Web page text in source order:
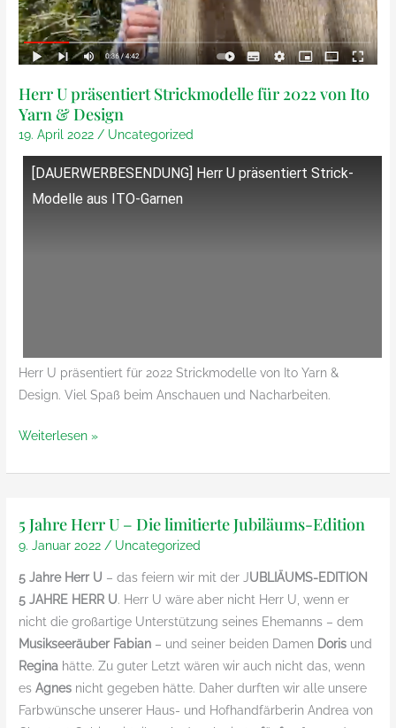
Herr U präsentiert Strickmodelle für 2022 von Ito
Yarn & Design
19. April 2022 / Uncategorized
[DAUERWERBESENDUNG] Herr U präsentiert Strick-
Modelle aus ITO-Garnen
Herr U präsentiert für 2022 Strickmodelle von Ito Yarn &
Design. Viel Spaß beim Anschauen und Nacharbeiten.
Herr
für
2022
Weiterlesen »
5 Jahre Herr U – Die limitierte Jubiläums-Edition
9. Januar 2022 / Uncategorized
5 Jahre Herr U – das feiern wir mit der JUBLIÄUMS-EDITION
5 JAHRE HERR U. Herr U wäre aber nicht Herr U, wenn er
nicht die großartige Unterstützung seines Ehemanns – dem
Musikseeräuber Fabian – und seiner beiden Damen Doris und
Regina hätte. Zu guter Letzt wären wir auch nicht das, wenn
esAgnes nicht gegeben hätte. Daher durften wir alle unsere
Farbwünsche unserer Haus- und Hofhandfärberin Andrea von